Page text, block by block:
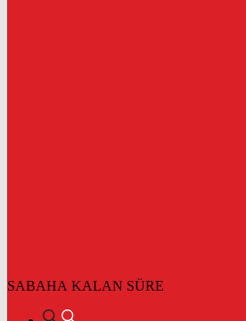
SABAHA KALAN SÜRE